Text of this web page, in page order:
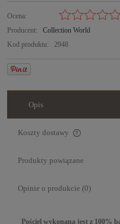
Ocena:
Producent:
Collection World
Kod produktu:
2948
Opis
Koszty dostawy
Cena nie zawiera
Produkty powiązane
Opinie o produkcie (0)
Pościel wykonana jest z 100%